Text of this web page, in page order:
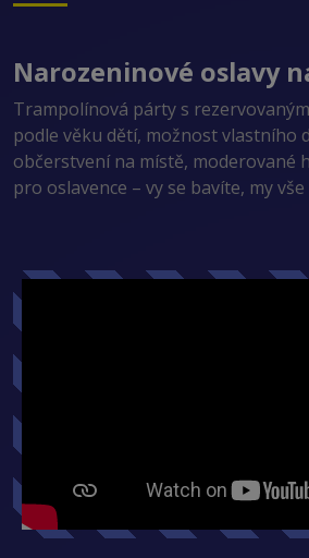
Narozeninové oslavy
Trampolínová párty s
podle věku dětí, možnost vlastního
občerstvení na místě, moderované
pro oslavence – vy se bavíte, my